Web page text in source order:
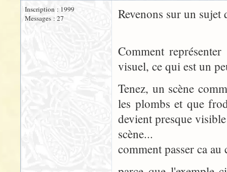
Inscription : 1999
Messages : 27
Revenons sur un
Comment
visuel, ce qui est un
Tenez, un scène
les plombs et que
devient presque
scène...
comment passer ca au